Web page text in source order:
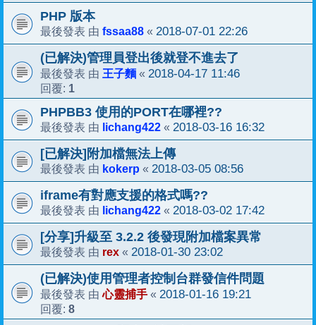
PHP 版本
最後發表 由 fssaa88 « 2018-07-01 22:26
(已解決)管理員登出後就登不進去了
最後發表 由 王子麵 « 2018-04-17 11:46
回覆: 1
PHPBB3 使用的PORT在哪裡??
最後發表 由 lichang422 « 2018-03-16 16:32
[已解決]附加檔無法上傳
最後發表 由 kokerp « 2018-03-05 08:56
iframe有對應支援的格式嗎??
最後發表 由 lichang422 « 2018-03-02 17:42
[分享]升級至 3.2.2 後發現附加檔案異常
最後發表 由 rex « 2018-01-30 23:02
(已解決)使用管理者控制台群發信件問題
最後發表 由心靈捕手 « 2018-01-16 19:21
回覆: 8